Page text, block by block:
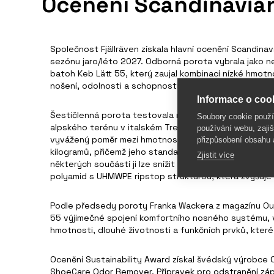
Společnost Fjällräven získala hlavní ocenění
sezónu jaro/léto 2027. Odborná porota vybrala jako
batoh Keb Lätt 55, který zaujal kombinací nízké
nošení, odolnosti a schopnosti přenášet těžší náklad.
Šestičlenná porota testovala nominované novinky v
alpského terénu v italském Trentinu. Batoh Keb Lätt
vyvážený poměr mezi hmotností a výkonem. Je určen
kilogramů, přičemž jeho standardní hmotnost činí 1
některých součástí ji lze snížit až na 800 gramů.
polyamid s UHMWPE ripstop strukturou, která
Podle předsedy poroty Franka Wackera z magazínu
55 výjimečné spojení komfortního nosného systému,
hmotnosti, dlouhé životnosti a funkčních prvků,
Ocenění Sustainability Award získal švédský výrobce
ShoeCare Odor Remover. Přípravek pro odstranění
Informace o
Soubory cookie
používání webu,
přizpůsobení obsahu
Zjistit více